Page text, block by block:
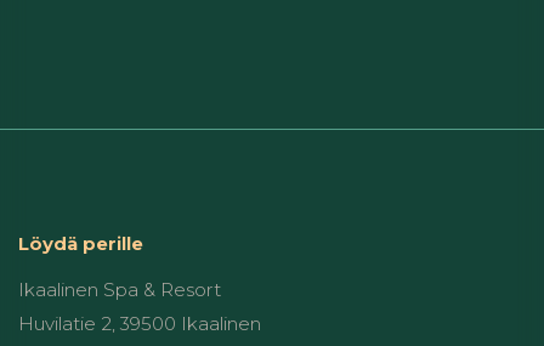
Löydä perille
Ikaalinen Spa & Resort
Huvilatie 2, 39500 Ikaalinen